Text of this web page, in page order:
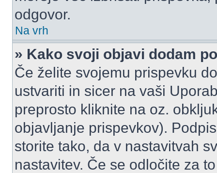
odgovor.
Na vrh
» Kako svoji objavi dodam
Če želite svojemu prispevku
ustvariti in sicer na vaši
preprosto kliknite na oz.
objavljanje prispevkov).
storite tako, da v nastavitvah
nastavitev. Če se odločite za